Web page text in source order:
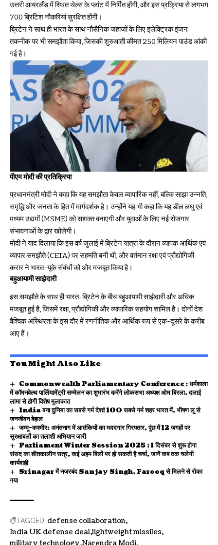
उत्तरी आयरलैंड में स्थित थेल्स के प्लांट में निर्मित होंगी, और इस प्रक्रिया से लगभग
700 ब्रिटिश नौकरियां सुरक्षित होंगी।
ब्रिटेन ने साथ ही भारत के साथ नौसैनिक जहाजों के लिए इलेक्ट्रिक इंजन
तकनीक पर भी समझौता किया, जिसकी शुरुआती कीमत 250 मिलियन पाउंड आंकी
गई है।
पीएम मोदी की प्रतिक्रिया
प्रधानमंत्री मोदी ने कहा कि यह समझौता केवल व्यापारिक नहीं, बल्कि साझा उन्नति,
समृद्धि और जनता के हित में मार्गदर्शक है। उन्होंने यह भी कहा कि यह डील लघु एवं
मध्यम उद्यमों (MSME) को सशक्त बनाएगी और युवाओं के लिए नई रोजगार
संभावनाओं के द्वार खोलेगी।
मोदी ने याद दिलाया कि इस वर्ष जुलाई में ब्रिटेन यात्रा के दौरान व्यापक आर्थिक एवं
व्यापार समझौते (CETA) पर सहमति बनी थी, और वर्तमान रक्षा एवं प्रौद्योगिकी
करार ने भारत-यूके संबंधों को और मजबूत किया है।
बहुआयामी साझेदारी
इस समझौते के साथ ही भारत-ब्रिटेन के बीच बहुआयामी साझेदारी और अधिक
मजबूत हुई है, जिसमें रक्षा, प्रौद्योगिकी और व्यापारिक सहयोग शामिल है। दोनों देश
वैश्विक अस्थिरता के इस दौर में रणनीतिक और आर्थिक रूप से एक-दूसरे के करीब
आए हैं।
You Might Also Like
Commonwealth Parliamentary Conference : धर्मशाला
में कॉमनवेल्थ पार्लियामेंट्री सम्मेलन का शुभारंभ करेंगे लोकसभा अध्यक्ष ओम बिरला, दलाई
लामा से होगी विशेष मुलाकात
India बना दुनिया का सबसे गर्म देश! 100 सबसे गर्म शहर भारत में, भीषण लू से
जनजीवन बेहाल
जम्मू-कश्मीर: अनंतनाग में आतंकियों का मददगार गिरफ्तार, पुंछ में 12 जगहों पर
सुरक्षाबलों का तलाशी अभियान जारी
Parliament Winter Session 2025 : 1 दिसंबर से शुरू होगा
संसद का शीतकालीन सत्र, कई अहम बिलों पर हो सकती है चर्चा, जानें कब तक चलेगी
कार्यवाही
Srinagar में नजरबंद Sanjay Singh, Farooq से मिलने से रोका
गया
TAGGED: defense collaboration
India UK defense deal lightweight missiles